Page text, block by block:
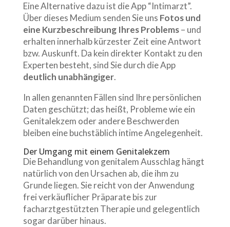
Eine Alternative dazu ist die App “Intimarzt”.
Über dieses Medium senden Sie uns Fotos und
eine Kurzbeschreibung Ihres Problems– und
erhalten innerhalb kürzester Zeit eine Antwort
bzw. Auskunft. Da kein direkter Kontakt zu den
Experten besteht, sind Sie durch die App
deutlich unabhängiger.
In allen genannten Fällen sind Ihre persönlichen
Daten geschützt; das heißt, Probleme wie ein
Genitalekzem oder andere Beschwerden
bleiben eine buchstäblich intime Angelegenheit.
Der Umgang mit einem Genitalekzem
Die Behandlung von genitalem Ausschlag hängt
natürlich von den Ursachen ab, die ihm zu
Grunde liegen. Sie reicht von der Anwendung
frei verkäuflicher Präparate bis zur
facharztgestützten Therapie und gelegentlich
sogar darüber hinaus.